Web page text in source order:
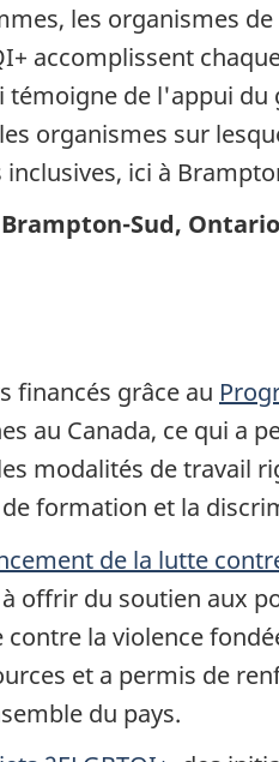
les organismes
accomplissent
témoigne de l'appui
organismes sur
ici à
Sud, Ontario
financés grâce au
au Canada, ce qui a
modalités de travail
formation et la
de la lutte
offrir du soutien aux
la violence
et a permis de
du pays.